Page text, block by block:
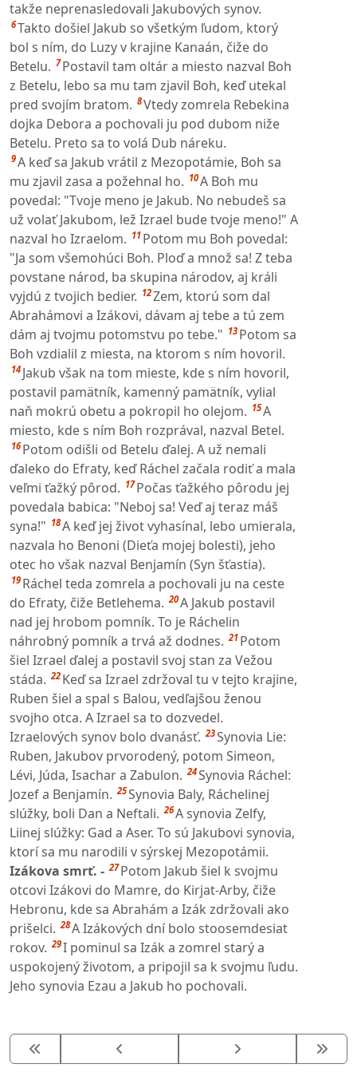
takže neprenasledovali Jakubových synov.
6Takto došiel Jakub so všetkým ľudom, ktorý
bol s ním, do Luzy v krajine Kanaán, čiže do
Betelu. 7 Postavil tam oltár a miesto nazval Boh
z Betelu, lebo sa mu tam zjavil Boh, keď utekal
pred svojím bratom. 8Vtedy zomrela Rebekina
dojka Debora a pochovali ju pod dubom niže
Betelu. Preto sa to volá Dub náreku.
9A keď sa Jakub vrátil z Mezopotámie, Boh sa
mu zjavil zasa a požehnal ho. 10A Boh mu
povedal: "Tvoje meno je Jakub. No nebudeš sa
už volať Jakubom, lež Izrael bude tvoje meno!" A
nazval ho Izraelom. 11 Potom mu Boh povedal:
"Ja som všemohúci Boh. Ploď a množ sa! Z teba
povstane národ, ba skupina národov, aj králi
vyjdú z tvojich bedier. 12Zem, ktorú som dal
Abrahámovi a Izákovi, dávam aj tebe a tú zem
dám aj tvojmu potomstvu po tebe." 13 Potom sa
Boh vzdialil z miesta, na ktorom s ním hovoril.
14 Jakub však na tom mieste, kde s ním hovoril,
postavil pamätník, kamenný pamätník, vylial
naň mokrú obetu a pokropil ho olejom. 15A
miesto, kde s ním Boh rozprával, nazval Betel.
16 Potom odišli od Betelu ďalej. A už nemali
ďaleko do Efraty, keď Ráchel začala rodiť a mala
veľmi ťažký pôrod. 17 Počas ťažkého pôrodu jej
povedala babica: "Neboj sa! Veď aj teraz máš
syna!" 18A keď jej život vyhasínal, lebo umierala,
nazvala ho Benoni (Dieťa mojej bolesti), jeho
otec ho však nazval Benjamín (Syn šťastia).
19 Ráchel teda zomrela a pochovali ju na ceste
do Efraty, čiže Betlehema. 20A Jakub postavil
nad jej hrobom pomník. To je Ráchelin
náhrobný pomník a trvá až dodnes. 21 Potom
šiel Izrael ďalej a postavil svoj stan za Vežou
stáda. 22 Keď sa Izrael zdržoval tu v tejto krajine,
Ruben šiel a spal s Balou, vedľajšou ženou
svojho otca. A Izrael sa to dozvedel.
Izraelových synov bolo dvanásť. 23Synovia Lie:
Ruben, Jakubov prvorodený, potom Simeon,
Lévi, Júda, Isachar a Zabulon. 24Synovia Ráchel:
Jozef a Benjamín. 25Synovia Baly, Ráchelinej
slúžky, boli Dan a Neftali. 26A synovia Zelfy,
Liinej slúžky: Gad a Aser. To sú Jakubovi synovia,
ktorí sa mu narodili v sýrskej Mezopotámii.
Izákova smrť. - 27 Potom Jakub šiel k svojmu
otcovi Izákovi do Mamre, do Kirjat-Arby, čiže
Hebronu, kde sa Abrahám a Izák zdržovali ako
prišelci. 28A Izákových dní bolo stoosemdesiat
rokov. 29I pominul sa Izák a zomrel starý a
uspokojený životom, a pripojil sa k svojmu ľudu.
Jeho synovia Ezau a Jakub ho pochovali.